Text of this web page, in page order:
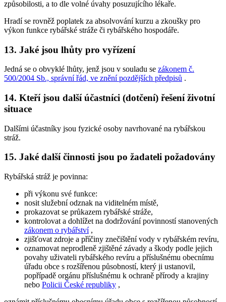
způsobilosti, a to dle volné úvahy posuzujícího lékaře.
Hradí se rovněž poplatek za absolvování kurzu a zkoušky pro
výkon funkce rybářské stráže či rybářského hospodáře.
13. Jaké jsou lhůty pro vyřízení
Jedná se o obvyklé lhůty, jenž jsou v souladu se zákonem č.
500/2004 Sb., správní řád, ve znění pozdějších předpisů .
14. Kteří jsou další účastníci (dotčení) řešení životní
situace
Dalšími účastníky jsou fyzické osoby navrhované na rybářskou
stráž.
15. Jaké další činnosti jsou po žadateli požadovány
Rybářská stráž je povinna:
při výkonu své funkce:
nosit služební odznak na viditelném místě,
prokazovat se průkazem rybářské stráže,
kontrolovat a dohlížet na dodržování povinností stanovených
zákonem o rybářství,
zjišťovat zdroje a příčiny znečištění vody v rybářském revíru,
oznamovat neprodleně zjištěné závady a škody podle jejich
povahy uživateli rybářského revíru a příslušnému obecnímu
úřadu obce s rozšířenou působností, který ji ustanovil,
popřípadě orgánu příslušnému k ochraně přírody a krajiny
nebo Policii České republiky ,